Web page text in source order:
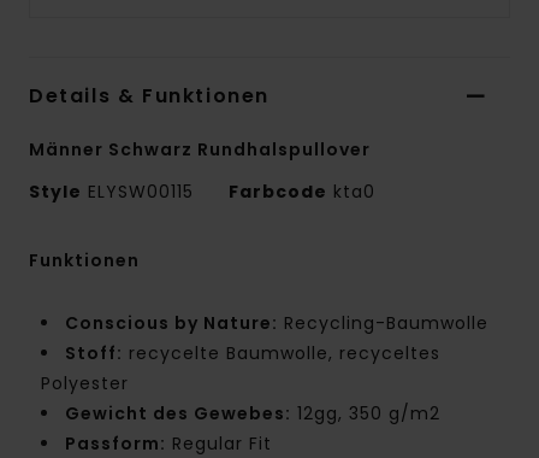
Details & Funktionen
Männer Schwarz Rundhalspullover
Style ELYSW00115 Farbcode kta0
Funktionen
Conscious by Nature: Recycling-Baumwolle
Stoff: recycelte Baumwolle, recyceltes
Polyester
Gewicht des Gewebes: 12gg, 350 g/m2
Passform: Regular Fit